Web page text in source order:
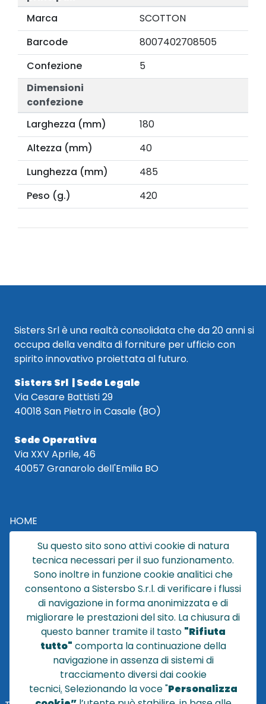
Marca
SCOTTON
Barcode
8007402708505
Confezione
5
Dimensioni
confezione
Larghezza (mm)
180
Altezza (mm)
40
Lunghezza (mm)
485
Peso (g.)
420
Sisters Srl è una realtà consolidata che da 20 anni si
occupa della vendita di forniture per ufficio con
spirito innovativo proiettata al futuro.
Sisters Srl | Sede Legale
Via Cesare Battisti 29
40018 San Pietro in Casale (BO)
Sede Operativa
Via XXV Aprile, 46
40057 Granarolo dell'Emilia BO
HOME
CATALOGO
CHI SIAMO
NEWS
CONTATTACI
CONDIZIONI DI VENDITA
POLICY PRIVACY
NOTE LEGALI
Su questo sito sono attivi cookie di natura
tecnica necessari per il suo funzionamento.
Sono inoltre in funzione cookie analitici che
consentono a Sistersbo S.r.l. di verificare i flussi
di navigazione in forma anonimizzata e di
migliorare le prestazioni del sito. La chiusura di
questo banner tramite il tasto "Rifiuta
tutto" comporta la continuazione della
navigazione in assenza di sistemi di
tracciamento diversi dai cookie
tecnici. Selezionando la voce "Personalizza